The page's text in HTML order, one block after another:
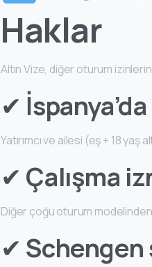
Haklar
Altın Vize, diğer oturum
✔
Yatırımcı ve ailesi (eş + 18 yaş
✔ Çalışma
Diğer çoğu oturum
✔ Schengen